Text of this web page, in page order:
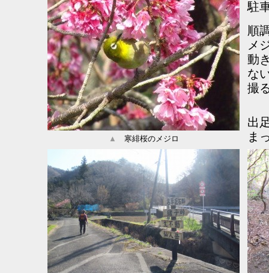
駐
順
メ
動
な
撮
出
ま
▲ 寒緋桜のメジロ